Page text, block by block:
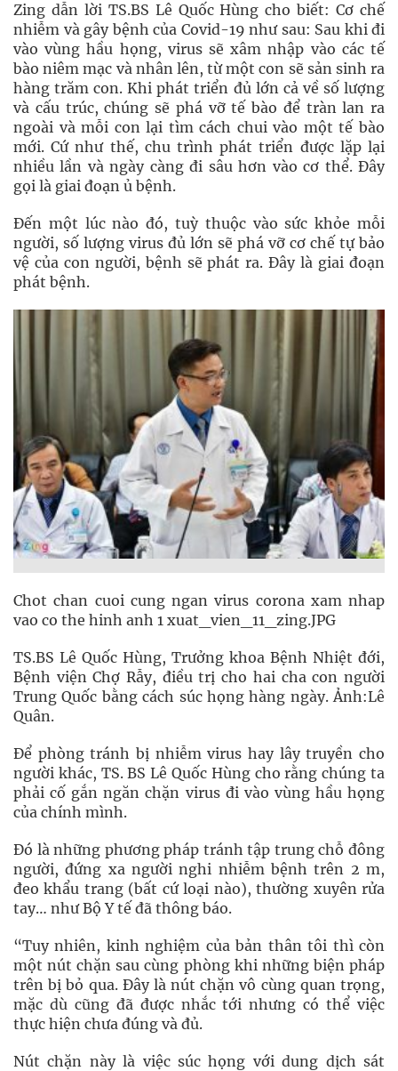
Zing dẫn lời TS.BS Lê Quốc Hùng cho biết: Cơ chế
nhiễm và gây bệnh của Covid-19 như sau: Sau khi đi
vào vùng hầu họng, virus sẽ xâm nhập vào các tế
bào niêm mạc và nhân lên, từ một con sẽ sản sinh ra
hàng trăm con. Khi phát triển đủ lớn cả về số lượng
và cấu trúc, chúng sẽ phá vỡ tế bào để tràn lan ra
ngoài và mỗi con lại tìm cách chui vào một tế bào
mới. Cứ như thế, chu trình phát triển được lặp lại
nhiều lần và ngày càng đi sâu hơn vào cơ thể. Đây
gọi là giai đoạn ủ bệnh.
Đến một lúc nào đó, tuỳ thuộc vào sức khỏe mỗi
người, số lượng virus đủ lớn sẽ phá vỡ cơ chế tự bảo
vệ của con người, bệnh sẽ phát ra. Đây là giai đoạn
phát bệnh.
Chot chan cuoi cung ngan virus corona xam nhap
vao co the hinh anh 1 xuat_vien_11_zing.JPG
TS.BS Lê Quốc Hùng, Trưởng khoa Bệnh Nhiệt đới,
Bệnh viện Chợ Rẫy, điều trị cho hai cha con người
Trung Quốc bằng cách súc họng hàng ngày. Ảnh:Lê
Quân.
Để phòng tránh bị nhiễm virus hay lây truyền cho
người khác, TS. BS Lê Quốc Hùng cho rằng chúng ta
phải cố gắn ngăn chặn virus đi vào vùng hầu họng
của chính mình.
Đó là những phương pháp tránh tập trung chỗ đông
người, đứng xa người nghi nhiễm bệnh trên 2 m,
đeo khẩu trang (bất cứ loại nào), thường xuyên rửa
tay… như Bộ Y tế đã thông báo.
“Tuy nhiên, kinh nghiệm của bản thân tôi thì còn
một nút chặn sau cùng phòng khi những biện pháp
trên bị bỏ qua. Đây là nút chặn vô cùng quan trọng,
mặc dù cũng đã được nhắc tới nhưng có thể việc
thực hiện chưa đúng và đủ.
Nút chặn này là việc súc họng với dung dịch sát